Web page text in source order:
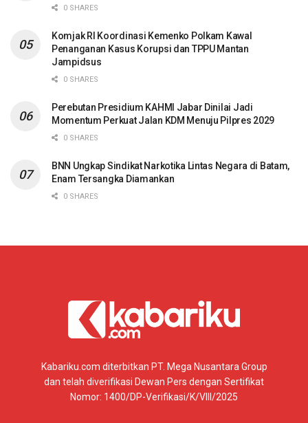
0 SHARES
Komjak RI Koordinasi Kemenko Polkam Kawal
Penanganan Kasus Korupsi dan TPPU Mantan
Jampidsus
0 SHARES
Perebutan Presidium KAHMI Jabar Dinilai Jadi
Momentum Perkuat Jalan KDM Menuju Pilpres 2029
0 SHARES
BNN Ungkap Sindikat Narkotika Lintas Negara di Batam,
Enam Tersangka Diamankan
0 SHARES
Kabariku.com diterbitkan PT. Mega Nusantara Group
dan telah diverifikasi Dewan Pers dengan Sertifikat
Nomor: 1400/DP-Verifikasi/K/VIII/2025